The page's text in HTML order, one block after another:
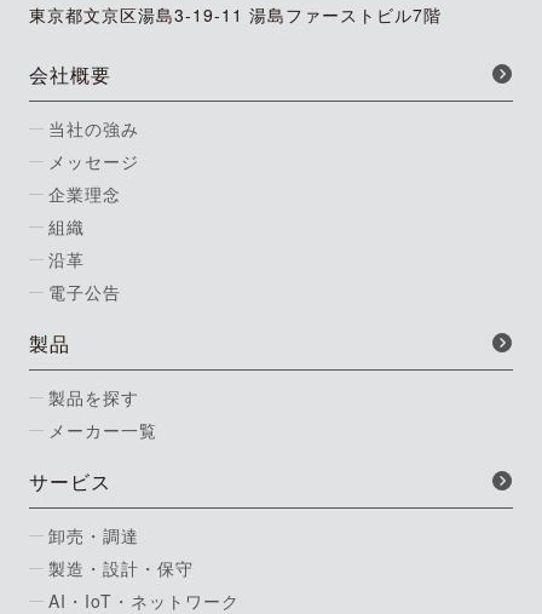
東京都文京区湯島3-19-11 湯島ファーストビル7階
会社概要
当社の強み
メッセージ
企業理念
組織
沿革
電子公告
製品
製品を探す
メーカー一覧
サービス
卸売・調達
製造・設計・保守
AI・IoT・ネットワーク